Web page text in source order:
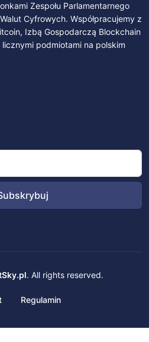
Zespołu Parlamentarnego
Cyfrowych. Współpracujemy z
Izbą Gospodarczą Blockchain
podmiotami na polskim
. All rights reserved.
Regulamin